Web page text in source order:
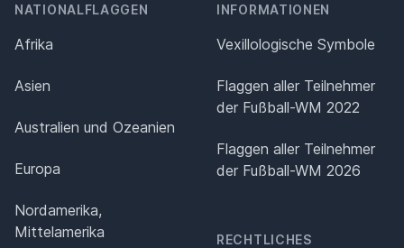
NATIONALFLAGGEN
Afrika
Asien
Australien und Ozeanien
Europa
Nordamerika,
Mittelamerika
INFORMATIONEN
Vexillologische Symbole
Flaggen aller Teilnehmer
der Fußball-WM 2022
Flaggen aller Teilnehmer
der Fußball-WM 2026
RECHTLICHES